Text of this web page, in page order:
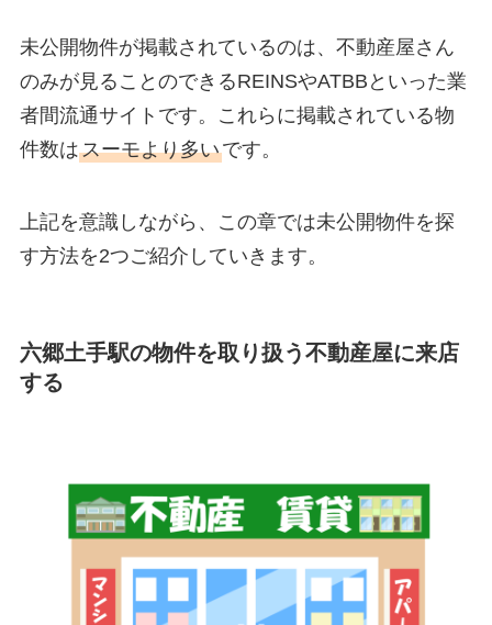
未公開物件が掲載されているのは、不動産屋さん
のみが見ることのできるREINSやATBBといった業
者間流通サイトです。これらに掲載されている物
件数はスーモより多いです。
上記を意識しながら、この章では未公開物件を探
す方法を2つご紹介していきます。
六郷土手駅の物件を取り扱う不動産屋に来店
する